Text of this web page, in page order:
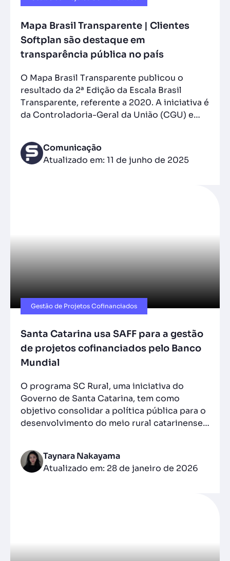
Mapa Brasil Transparente | Clientes
Softplan são destaque em
transparência pública no país
O Mapa Brasil Transparente publicou o
resultado da 2ª Edição da Escala Brasil
Transparente, referente a 2020. A iniciativa é
da Controladoria-Geral da União (CGU) e…
Comunicação
Atualizado em: 11 de junho de 2025
Gestão de Projetos Cofinanciados
Santa Catarina usa SAFF para a gestão
de projetos cofinanciados pelo Banco
Mundial
O programa SC Rural, uma iniciativa do
Governo de Santa Catarina, tem como
objetivo consolidar a política pública para o
desenvolvimento do meio rural catarinense…
Taynara Nakayama
Atualizado em: 28 de janeiro de 2026